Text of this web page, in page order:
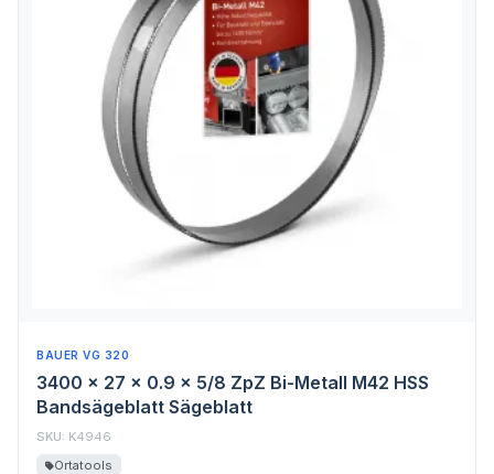
BAUER VG 320
3400 x 27 x 0.9 x 5/8 ZpZ Bi-Metall M42 HSS
Bandsägeblatt Sägeblatt
SKU: K4946
Ortatools